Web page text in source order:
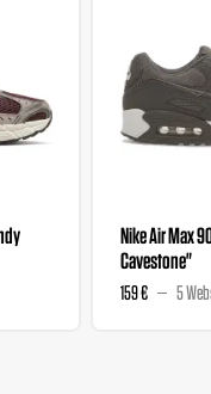
Nike Air Max
Cavestone"
159 € 5